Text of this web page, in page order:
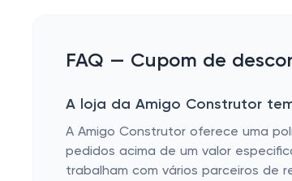
FAQ — Cupom de
A loja da Amigo Construtor
A Amigo Construtor oferece uma
pedidos acima de um valor
trabalham com vários parceiros de